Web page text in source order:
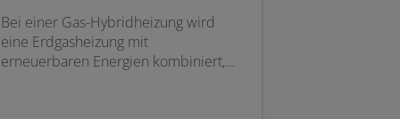
Bei einer Gas-Hybridheizung wird
eine Erdgasheizung mit
erneuerbaren Energien kombiniert,